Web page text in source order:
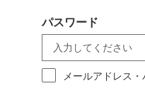
パスワード
メールアドレス